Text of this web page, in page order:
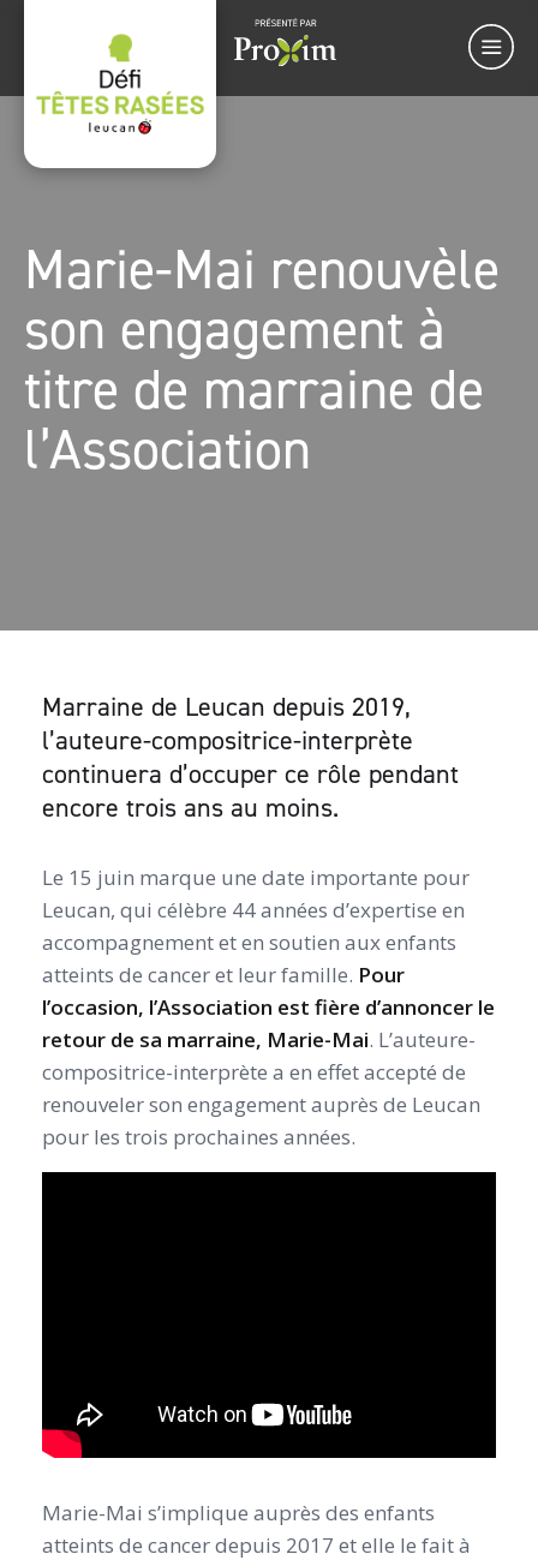
Marie-Mai renouvèle
son engagement à
titre de marraine de
l’Association
Marraine de Leucan depuis 2019,
l’auteure-compositrice-interprète
continuera d’occuper ce rôle pendant
encore trois ans au moins.
Le 15 juin marque une date importante pour
Leucan, qui célèbre 44 années d’expertise en
accompagnement et en soutien aux enfants
atteints de cancer et leur famille. Pour
l’occasion, l’Association est fière d’annoncer le
retour de sa marraine, Marie-Mai. L’auteure-
compositrice-interprète a en effet accepté de
renouveler son engagement auprès de Leucan
pour les trois prochaines années.
Marie-Mai s’implique auprès des enfants
atteints de cancer depuis 2017 et elle le fait à